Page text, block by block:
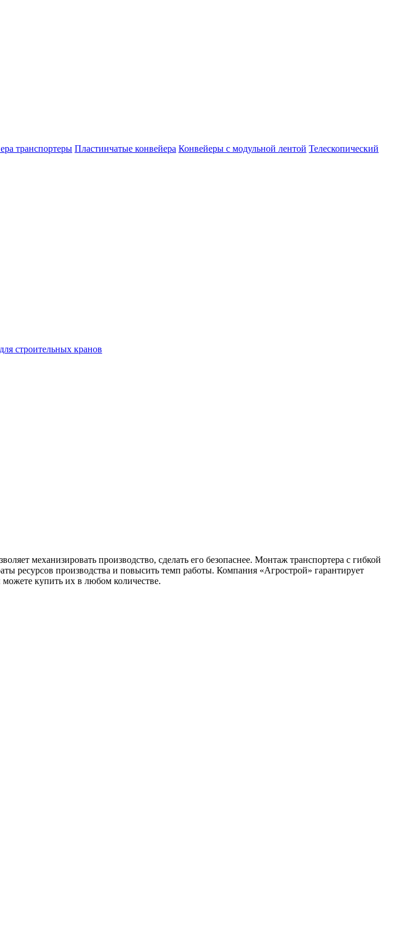
транспортеры Пластинчатые конвейера Конвейеры с модульной лентой Телескопический
строительных кранов
механизировать производство, сделать его безопаснее. Монтаж транспортера с гибкой
ресурсов производства и повысить темп работы. Компания «Агрострой» гарантирует
купить их в любом количестве.